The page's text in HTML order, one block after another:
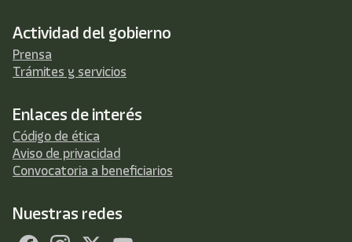
Actividad del gobierno
Prensa
Trámites y servicios
Enlaces de interés
Código de ética
Aviso de privacidad
Convocatoria a beneficiarios
Nuestras redes